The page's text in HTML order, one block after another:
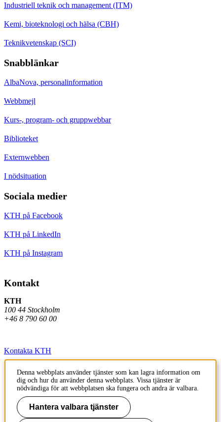
Industriell teknik och management (ITM)
Kemi, bioteknologi och hälsa (CBH)
Teknikvetenskap (SCI)
Snabblänkar
AlbaNova, personalinformation
Webbmejl
Kurs-, program- och gruppwebbar
Biblioteket
Externwebben
I nödsituation
Sociala medier
KTH på Facebook
KTH på LinkedIn
KTH på Instagram
Kontakt
KTH
100 44 Stockholm
+46 8 790 60 00
Kontakta KTH
Jobba på KTH
Press och media
Faktura och betalning KTH
Denna webbplats använder tjänster som kan lagra information om
dig och hur du använder denna webbplats. Vissa tjänster är
nödvändiga för att webbplatsen ska fungera och andra är valbara.
Hantera valbara tjänster